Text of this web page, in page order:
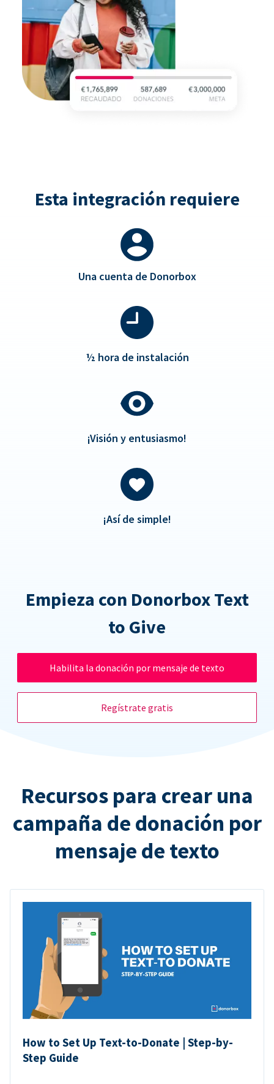
Esta integración requiere
Una cuenta de Donorbox
½ hora de instalación
¡Visión y entusiasmo!
¡Así de simple!
Empieza con Donorbox Text
to Give
Habilita la donación por mensaje de texto
Regístrate gratis
Recursos para crear una
campaña de donación por
mensaje de texto
How to Set Up Text-to-Donate | Step-by-
Step Guide